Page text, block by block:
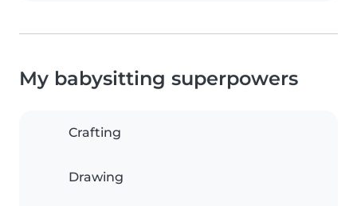
My babysitting superpowers
Crafting
Drawing